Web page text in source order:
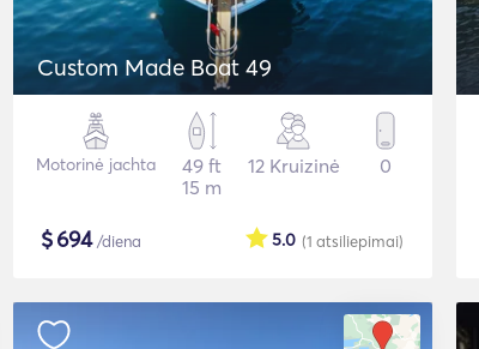
Custom Made Boat 49
Motorinė jachta
49 ft
15 m
12 Kruizinė 0
$694/diena (1 atsiliepimai)
5.0